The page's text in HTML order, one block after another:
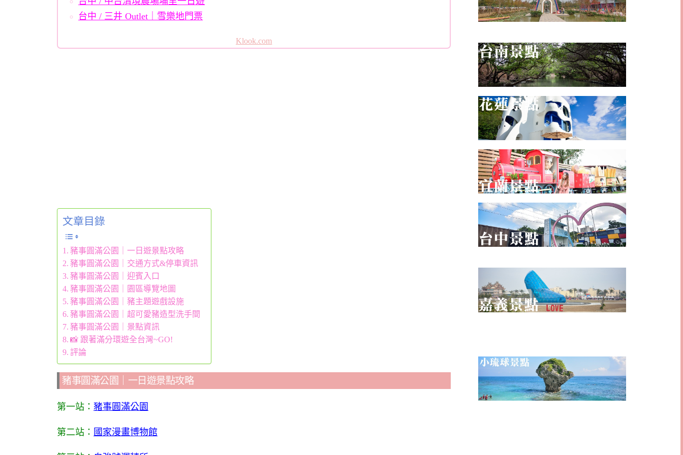
台中 / 三井 Outlet｜雪樂地門票
Klook.com
文章目錄
豬事圓滿公園｜一日遊景點攻略
豬事圓滿公園｜交通方式&停車資訊
豬事圓滿公園｜迎賓入口
豬事圓滿公園｜園區導覽地圖
豬事圓滿公園｜豬主題遊戲設施
豬事圓滿公園｜超可愛豬造型洗手間
豬事圓滿公園｜景點資訊
📸 跟著滿分環遊全台灣~GO!
評論
豬事圓滿公園｜一日遊景點攻略
第一站： 豬事圓滿公園
第二站： 國家漫畫博物館